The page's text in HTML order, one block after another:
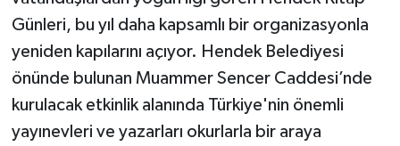
Günleri, bu yıl daha kapsamlı bir organizasyonla
yeniden kapılarını açıyor. Hendek Belediyesi
önünde bulunan Muammer Sencer Caddesi’nde
kurulacak etkinlik alanında Türkiye'nin önemli
yayınevleri ve yazarları okurlarla bir araya